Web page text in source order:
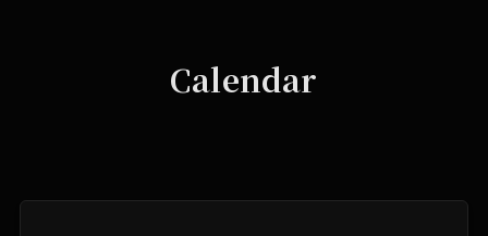
Calendar